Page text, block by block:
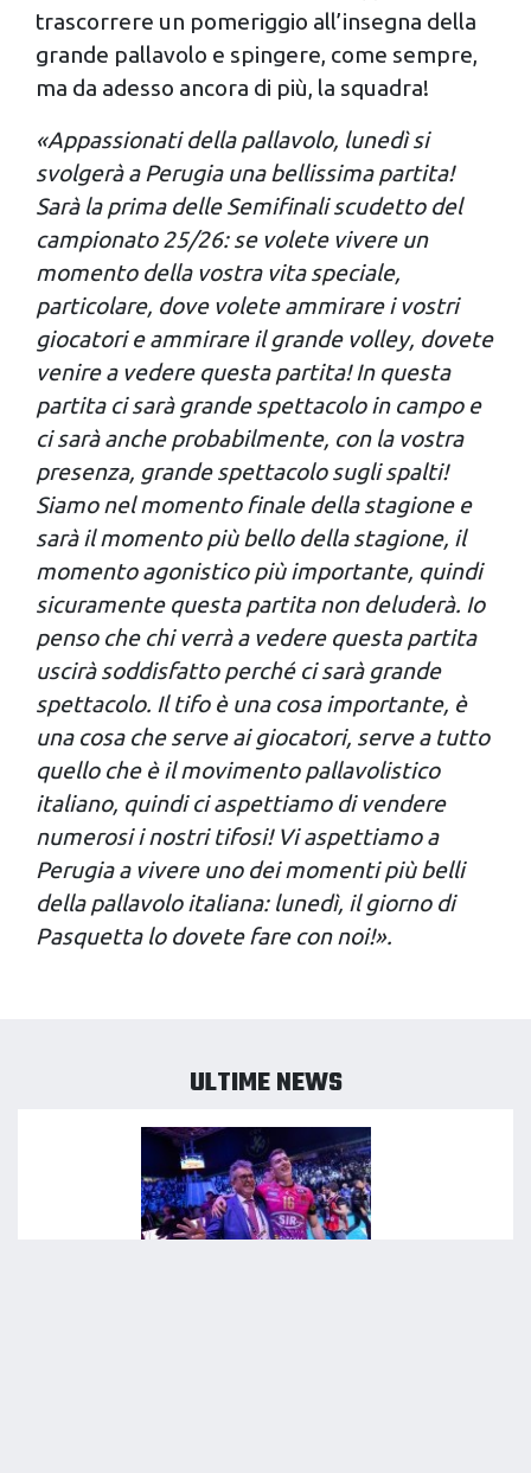
trascorrere un pomeriggio all’insegna della
grande pallavolo e spingere, come sempre,
ma da adesso ancora di più, la squadra!
«Appassionati della pallavolo, lunedì si
svolgerà a Perugia una bellissima partita!
Sarà la prima delle Semifinali scudetto del
campionato 25/26: se volete vivere un
momento della vostra vita speciale,
particolare, dove volete ammirare i vostri
giocatori e ammirare il grande volley, dovete
venire a vedere questa partita! In questa
partita ci sarà grande spettacolo in campo e
ci sarà anche probabilmente, con la vostra
presenza, grande spettacolo sugli spalti!
Siamo nel momento finale della stagione e
sarà il momento più bello della stagione, il
momento agonistico più importante, quindi
sicuramente questa partita non deluderà. Io
penso che chi verrà a vedere questa partita
uscirà soddisfatto perché ci sarà grande
spettacolo. Il tifo è una cosa importante, è
una cosa che serve ai giocatori, serve a tutto
quello che è il movimento pallavolistico
italiano, quindi ci aspettiamo di vendere
numerosi i nostri tifosi! Vi aspettiamo a
Perugia a vivere uno dei momenti più belli
della pallavolo italiana: lunedì, il giorno di
Pasquetta lo dovete fare con noi!».
ULTIME NEWS